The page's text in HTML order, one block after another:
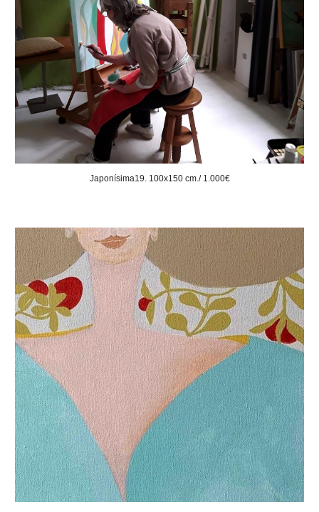
Japonísima19. 100x150 cm./ 1.000€